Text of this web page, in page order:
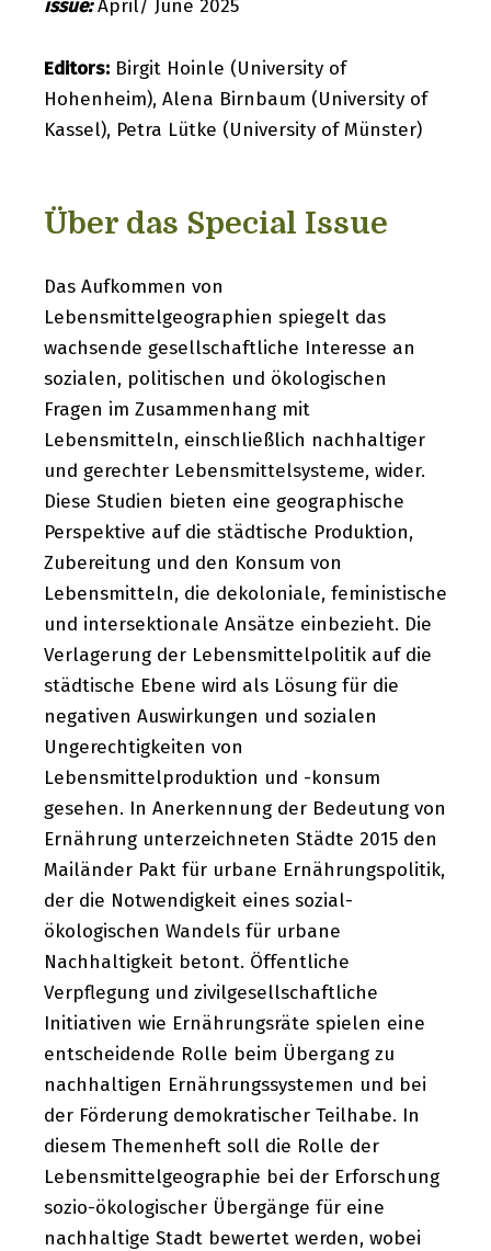
issue:April/ June 2025
Editors: Birgit Hoinle (University of
Hohenheim), Alena Birnbaum (University of
Kassel), Petra Lütke (University of Münster)
Über das Special Issue
Das Aufkommen von
Lebensmittelgeographien spiegelt das
wachsende gesellschaftliche Interesse an
sozialen, politischen und ökologischen
Fragen im Zusammenhang mit
Lebensmitteln, einschließlich nachhaltiger
und gerechter Lebensmittelsysteme, wider.
Diese Studien bieten eine geographische
Perspektive auf die städtische Produktion,
Zubereitung und den Konsum von
Lebensmitteln, die dekoloniale, feministische
und intersektionale Ansätze einbezieht. Die
Verlagerung der Lebensmittelpolitik auf die
städtische Ebene wird als Lösung für die
negativen Auswirkungen und sozialen
Ungerechtigkeiten von
Lebensmittelproduktion und -konsum
gesehen. In Anerkennung der Bedeutung von
Ernährung unterzeichneten Städte 2015 den
Mailänder Pakt für urbane Ernährungspolitik,
der die Notwendigkeit eines sozial-
ökologischen Wandels für urbane
Nachhaltigkeit betont. Öffentliche
Verpflegung und zivilgesellschaftliche
Initiativen wie Ernährungsräte spielen eine
entscheidende Rolle beim Übergang zu
nachhaltigen Ernährungssystemen und bei
der Förderung demokratischer Teilhabe. In
diesem Themenheft soll die Rolle der
Lebensmittelgeographie bei der Erforschung
sozio-ökologischer Übergänge für eine
nachhaltige Stadt bewertet werden, wobei